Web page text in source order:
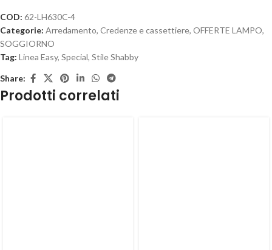
COD: 62-LH630C-4
Categorie: Arredamento, Credenze e cassettiere, OFFERTE LAMPO,
SOGGIORNO
Tag: Linea Easy, Special, Stile Shabby
Share:
Prodotti correlati